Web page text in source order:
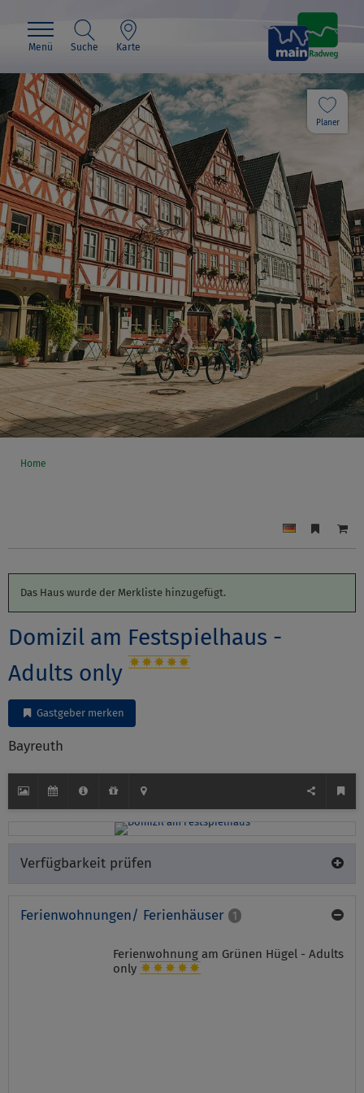
Menü Suche Karte
Planer
Home
Das Haus wurde der Merkliste hinzugefügt.
Domizil am Festspielhaus -
Adults only
Gastgeber merken
Bayreuth
Verfügbarkeit prüfen
Ferienwohnungen/ Ferienhäuser 1
Ferienwohnung am Grünen Hügel - Adults
only